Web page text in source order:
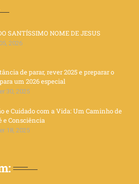
SANTÍSSIMO NOME DE JESUS
2026
de parar, rever 2025 e preparar o
um 2026 especial
30, 2025
e Cuidado com a Vida: Um Caminho de
e Consciência
18, 2025